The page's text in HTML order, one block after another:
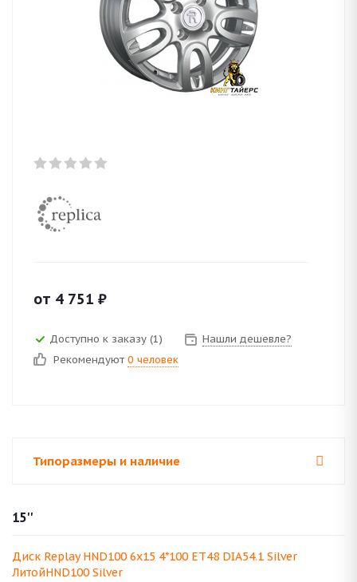
от 4 751 ₽
Доступно к заказу (1)
Нашли дешевле?
Рекомендуют 0 человек
Типоразмеры и наличие
15''
Диск Replay HND100 6x15 4*100 ET48 DIA54.1 Silver
ЛитойHND100 Silver